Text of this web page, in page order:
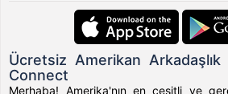
Ücretsiz Amerikan
Connect
Merhaba! Amerika'nın en çeşitli ve